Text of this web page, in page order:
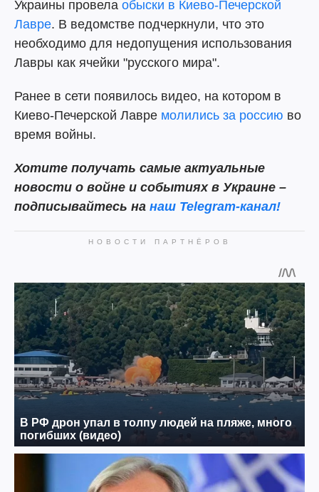
Украины провела обыски в Киево-Печерской
Лавре. В ведомстве подчеркнули, что это
необходимо для недопущения использования
Лавры как ячейки "русского мира".
Ранее в сети появилось видео, на котором в
Киево-Печерской Лавре молились за россию во
время войны.
Хотите получать самые актуальные
новости о войне и событиях в Украине –
подписывайтесь на наш Telegram-канал!